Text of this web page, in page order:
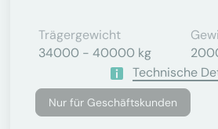
Trägergewicht
34000 - 40000 kg
Technische
Nur für Geschäftskunden